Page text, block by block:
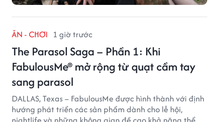
ĂN - CHƠI 1 giờ trước
The Parasol Saga – Phần 1: Khi
FabulousMe® mở rộng từ quạt cầm tay
sang parasol
DALLAS, Texas – FabulousMe được hình thành với định
hướng phát triển các sản phẩm dành cho lễ hội,